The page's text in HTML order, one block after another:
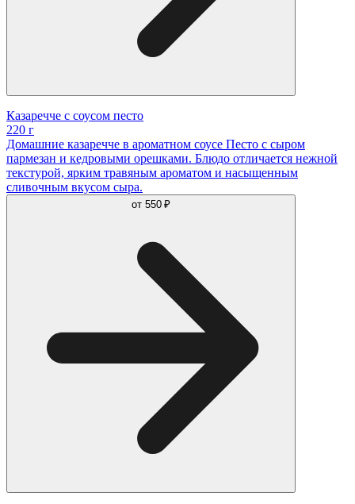
Казаречче с соусом песто
220 г
Домашние казаречче в ароматном соусе Песто с сыром
пармезан и кедровыми орешками. Блюдо отличается нежной
текстурой, ярким травяным ароматом и насыщенным
сливочным вкусом сыра.
от 550 ₽